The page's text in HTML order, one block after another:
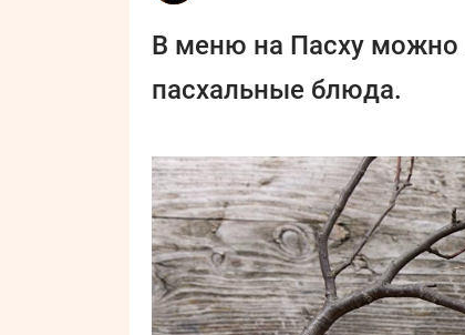
В меню на Пасху можно
пасхальные блюда.